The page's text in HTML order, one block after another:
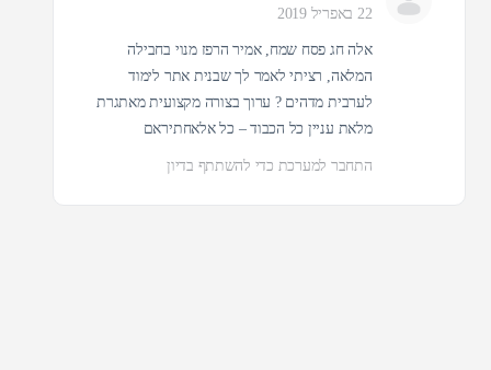
22 באפריל 2019
אלה חג פסח שמח, אמיר הרפז מנוי בחבילה
המלאה, רציתי לאמר לך שבנית אתר לימוד
לערבית מדהים ? ערוך בצורה מקצועית מאתגרת
מלאת עניין כל הכבוד – כל אלאחתיראם
התחבר למערכת כדי להשתתף בדיון